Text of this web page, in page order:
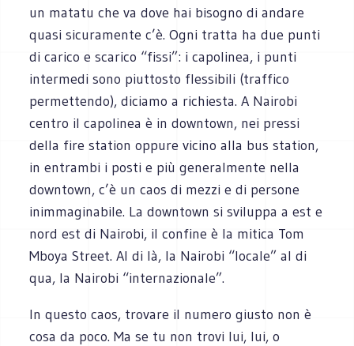
un matatu che va dove hai bisogno di andare
quasi sicuramente c’è. Ogni tratta ha due punti
di carico e scarico “fissi”: i capolinea, i punti
intermedi sono piuttosto flessibili (traffico
permettendo), diciamo a richiesta. A Nairobi
centro il capolinea è in downtown, nei pressi
della fire station oppure vicino alla bus station,
in entrambi i posti e più generalmente nella
downtown, c’è un caos di mezzi e di persone
inimmaginabile. La downtown si sviluppa a est e
nord est di Nairobi, il confine è la mitica Tom
Mboya Street. Al di là, la Nairobi “locale” al di
qua, la Nairobi “internazionale”.
In questo caos, trovare il numero giusto non è
cosa da poco. Ma se tu non trovi lui, lui, o